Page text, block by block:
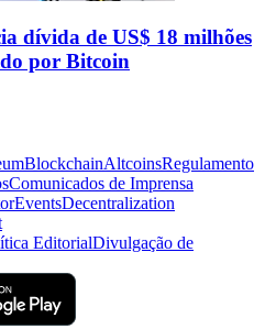
dívida de US$ 18 milhões
por Bitcoin
BlockchainAltcoinsRegulamento
Comunicados de Imprensa
EventsDecentralization
EditorialDivulgação de